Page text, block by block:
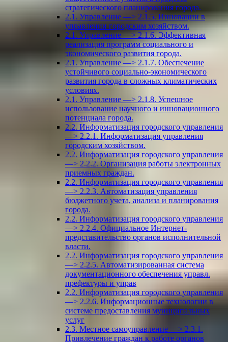
стратегического планирования города.
2.1. Управление —> 2.1.5. Инновации в
управлении городским хозяйством.
2.1. Управление —> 2.1.6. Эффективная
реализация программ социального и
экономического развития города.
2.1. Управление —> 2.1.7. Обеспечение
устойчивого социально-экономического
развития города в сложных климатических
условиях.
2.1. Управление —> 2.1.8. Успешное
использование научного и инновационного
потенциала города.
2.2. Информатизация городского управления
—> 2.2.1. Информатизация управления
городским хозяйством.
2.2. Информатизация городского управления
—> 2.2.2. Организация работы электронных
приемных граждан.
2.2. Информатизация городского управления
—> 2.2.3. Автоматизация управления
бюджетного учета, анализа и планирования
города.
2.2. Информатизация городского управления
—> 2.2.4. Официальное Интернет-
представительство органов исполнительной
власти.
2.2. Информатизация городского управления
—> 2.2.5. Автоматизированная система
документационного обеспечения управл.
префектуры и управ
2.2. Информатизация городского управления
—> 2.2.6. Информационные технологии в
системе предоставления муниципальных
услуг
2.3. Местное самоуправление —> 2.3.1.
Привлечение граждан к работе органов